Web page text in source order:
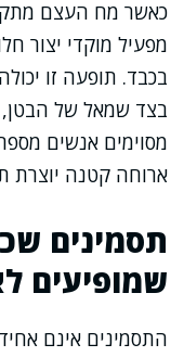
כאשר מח העצם
מפעיל מוקדי יצור
בכבד. תופעה זו
בצד שמאל של
מסוימים אנשים
ארוחה קטנה יוצרת
תסמינים
שמופיעים
התסמינים אינם